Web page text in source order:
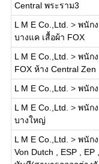
Central พระราม3
L M E Co.,Ltd. > พนัก
บางแค เสื้อผ้า FOX
L M E Co.,Ltd. > พนัก
FOX ห้าง Central Zen
L M E Co.,Ltd. > พนัก
L M E Co.,Ltd. > พนัก
บางใหญ่
L M E Co.,Ltd. > พนัก
Von Dutch , ESP ,